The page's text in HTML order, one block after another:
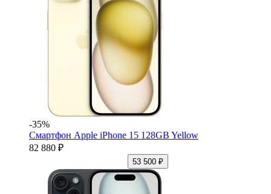
-35%
Смартфон Apple iPhone 15 128GB Yellow
82 880 ₽
53 500 ₽